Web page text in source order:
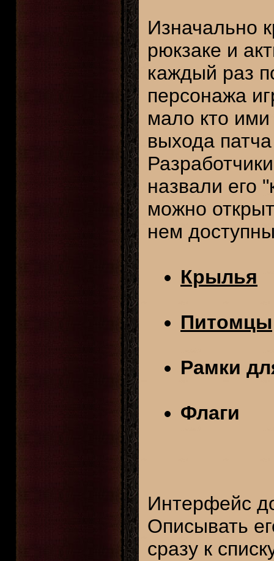
Изначально
рюкзаке и
каждый раз
персонажа
мало кто
выхода
назвали его
можно
нем
Крылья
Питомцы
Рамки
Флаги
Интерфейс
Описывать
сразу к